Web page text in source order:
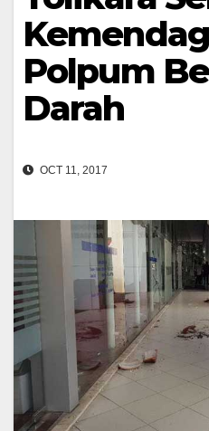
Polpum
Darah
OCT 11, 2017